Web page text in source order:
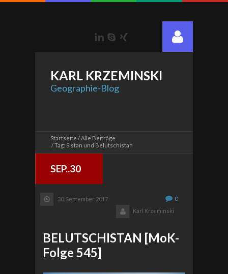
LinkedIn
Skype
KARL KRZEMINSKI
Geographie-Blog
Startseite
Alle Beiträge
Tag: Sistan und Belutschistan
SEP..30
30. September 2017
0
Karl Krzeminski
BELUTSCHISTAN [MoK-
Folge 545]